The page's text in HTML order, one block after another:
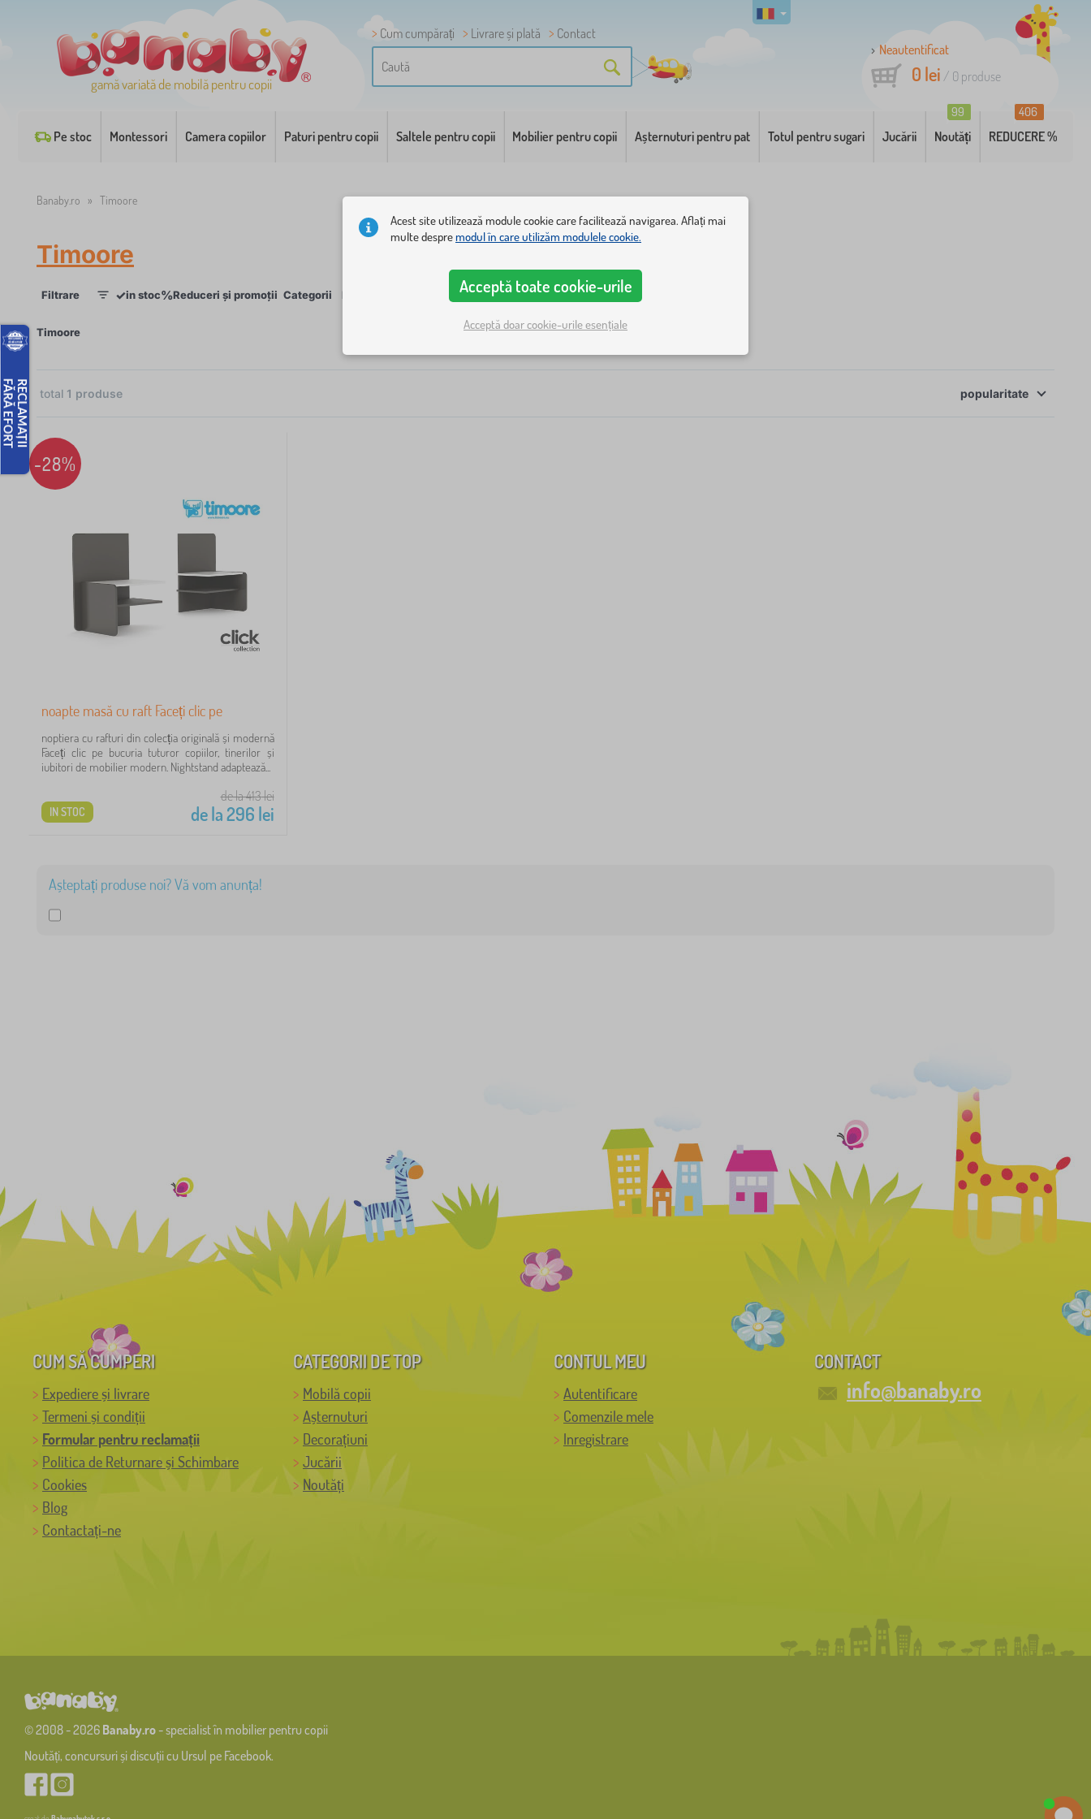
gamă variată de mobilă pentru copii
Cum cumpărați Livrare și plată
Contact
Neautentificat
0 lei / 0 produse
Pe stoc Montessori Camera copiilor Paturi pentru copii Saltele pentru copii Mobilier pentru copii Așternuturi pentru pat Totul pentru sugari Jucării Noutăți
99
REDUCERE %
406
Banaby.ro » Timoore
Timoore
Filtrare ✓in stoc%Reduceri și promoții Categorii Disponibilitate Tipul ofertei Etichete Mărci 1
1
Timoore
total 1 produse
popularitate
-28%
noapte masă cu raft Faceți clic pe
noptiera cu rafturi din colecția originală și modernă
Faceți clic pe bucuria tuturor copiilor, tinerilor și
iubitori de mobilier modern. Nightstand adaptează...
de la 413lei
de la296 lei
IN STOC
Așteptați produse noi? Vă vom anunța!
CUM SĂ CUMPERI
Expediere și livrare
Termeni și condiții
Formular pentru reclamații
Politica de Returnare și Schimbare
Cookies
Blog
Contactați-ne
CATEGORII DE TOP
Mobilă copii
Așternuturi
Decorațiuni
Jucării
Noutăți
CONTUL MEU
Autentificare
Comenzile mele
Inregistrare
CONTACT
info@banaby.ro
© 2008 - 2026 Banaby.ro- specialist în mobilier pentru copii
Noutăți, concursuri și discuții cu Ursul pe Facebook.
Acest site utilizează module cookie care facilitează navigarea. Aflați mai
multe despremodul în care utilizăm modulele cookie.
Acceptă toate cookie-urile
Acceptă doar cookie-urile esențiale